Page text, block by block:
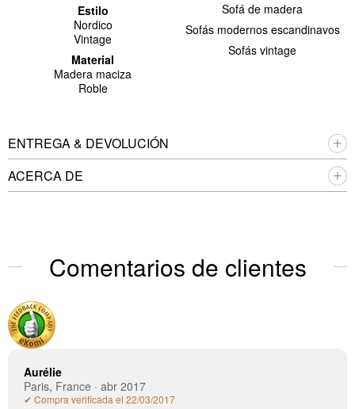
Estilo
Nordico
Vintage
Material
Madera maciza
Roble
Sofá de madera
Sofás modernos escandinavos
Sofás vintage
ENTREGA & DEVOLUCIÓN
ACERCA DE
Comentarios de clientes
Aurélie
Paris, France · abr 2017
✔ Compra verificada el 22/03/2017